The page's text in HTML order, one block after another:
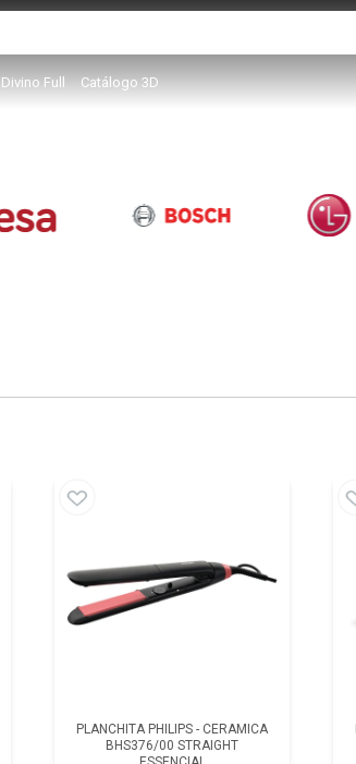
Divino Full Catálogo 3D
PLANCHITA PHILIPS - CERAMICA
BHS376/00 STRAIGHT